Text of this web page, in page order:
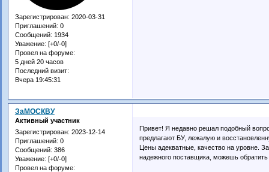
Зарегистрирован: 2020-03-31
Приглашений: 0
Сообщений: 1934
Уважение: [+0/-0]
Провел на форуме:
5 дней 20 часов
Последний визит:
Вчера 19:45:31
ЗаМОСКВУ
Активный участник
Зарегистрирован: 2023-12-14
Приглашений: 0
Сообщений: 386
Уважение: [+0/-0]
Провел на форуме:
Привет! Я недавно решал подобный
предлагают БУ, лежалую и
Цены адекватные, качество на уровне.
надежного поставщика, можешь